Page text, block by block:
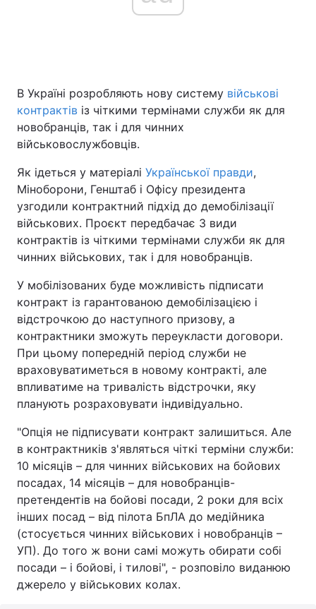
В Україні розробляють нову систему військові
контрактів із чіткими термінами служби як для
новобранців, так і для чинних
військовослужбовців.
Як ідеться у матеріалі Української правди,
Міноборони, Генштаб і Офісу президента
узгодили контрактний підхід до демобілізації
військових. Проєкт передбачає 3 види
контрактів із чіткими термінами служби як для
чинних військових, так і для новобранців.
У мобілізованих буде можливість підписати
контракт із гарантованою демобілізацією і
відстрочкою до наступного призову, а
контрактники зможуть переукласти договори.
При цьому попередній період служби не
враховуватиметься в новому контракті, але
впливатиме на тривалість відстрочки, яку
планують розраховувати індивідуально.
"Опція не підписувати контракт залишиться. Але
в контрактників з'являться чіткі терміни служби:
10 місяців – для чинних військових на бойових
посадах, 14 місяців – для новобранців-
претендентів на бойові посади, 2 роки для всіх
інших посад – від пілота БпЛА до медійника
(стосується чинних військових і новобранців –
УП). До того ж вони самі можуть обирати собі
посади – і бойові, і тилові", - розповіло виданюю
джерело у військових колах.